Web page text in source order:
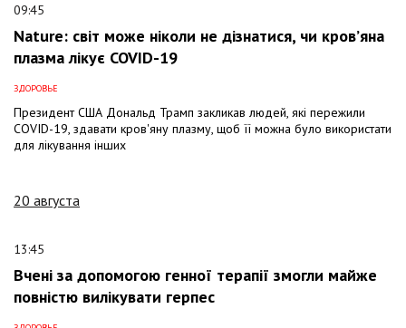
09:45
Nature: світ може ніколи не дізнатися, чи кров’яна
плазма лікує COVID-19
ЗДОРОВЬЕ
Президент США Дональд Трамп закликав людей, які пережили
COVID-19, здавати кров'яну плазму, щоб її можна було використати
для лікування інших
20 августа
13:45
Вчені за допомогою генної терапії змогли майже
повністю вилікувати герпес